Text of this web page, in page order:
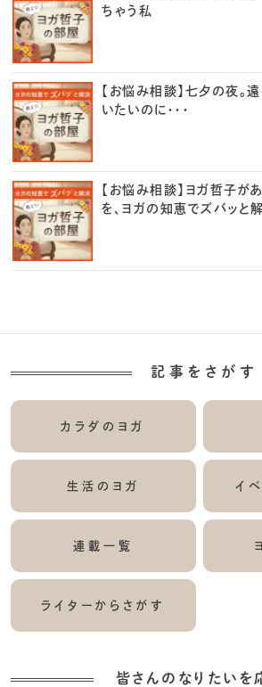
ちゃう私
【お悩み相談】七夕の夜。
いたいのに・・・
【お悩み相談】ヨガ哲子が
を、ヨガの知恵でズバッと解
記事をさがす
カラダのヨガ
生活のヨガ イ
連載一覧
ライターからさがす
皆さんのなりたいを